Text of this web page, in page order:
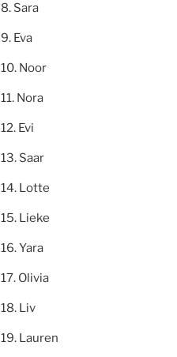
Sara
Eva
Noor
Nora
Evi
Saar
Lotte
Lieke
Yara
Olivia
Liv
Lauren